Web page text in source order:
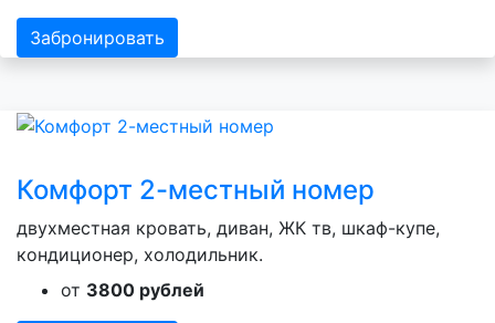
Забронировать
Комфорт 2-местный номер
двухместная кровать, диван, ЖК тв, шкаф-купе,
кондиционер, холодильник.
от 3800 рублей